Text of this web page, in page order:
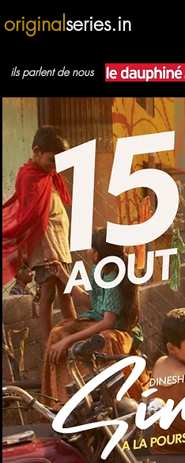
originalseries.in
ils parlent de nous